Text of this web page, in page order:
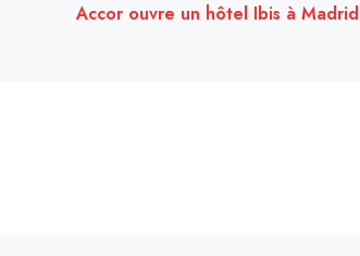
Accor ouvre un hôtel Ibis à Madrid